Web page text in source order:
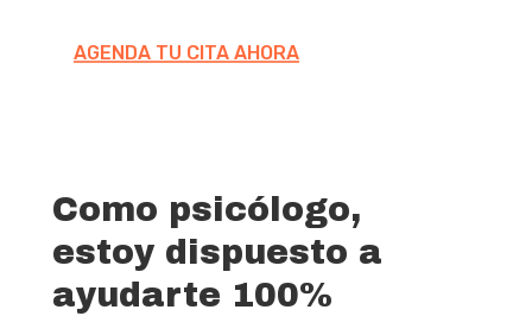
AGENDA TU CITA AHORA
Como psicólogo,
estoy dispuesto a
ayudarte 100%